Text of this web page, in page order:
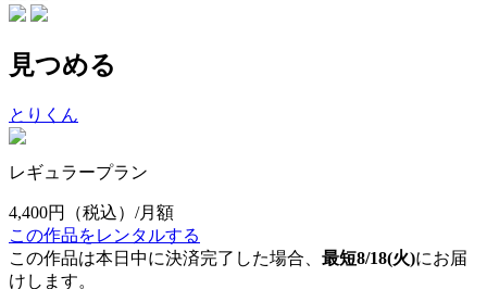
見つめる
とりくん
レギュラープラン
4,400円
（税込）/月額
この作品をレンタルする
この作品は本日中に決済完了した場合、 最短8/18(火)にお届
けします。